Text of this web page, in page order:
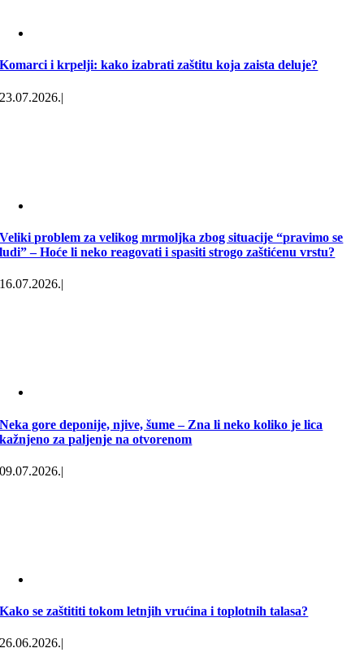
Komarci i krpelji: kako izabrati zaštitu koja zaista deluje?
23.07.2026.|
Veliki problem za velikog mrmoljka zbog situacije “pravimo se
ludi” – Hoće li neko reagovati i spasiti strogo zaštićenu vrstu?
16.07.2026.|
Neka gore deponije, njive, šume – Zna li neko koliko je lica
kažnjeno za paljenje na otvorenom
09.07.2026.|
Kako se zaštititi tokom letnjih vrućina i toplotnih talasa?
26.06.2026.|